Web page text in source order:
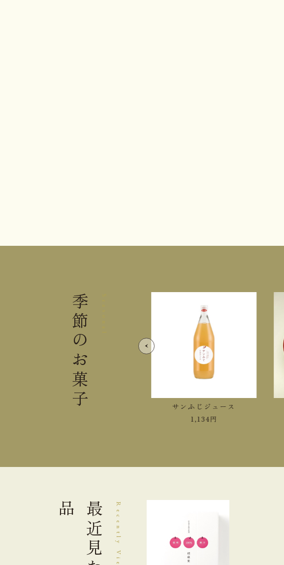
Seasonal
季節の
お菓子
紅玉ジュース サンふじジュース
1,134円
Recently Viewed
最近見た
品